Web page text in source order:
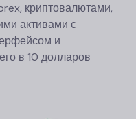
криптовалютами,
активами с
и
в 10 долларов